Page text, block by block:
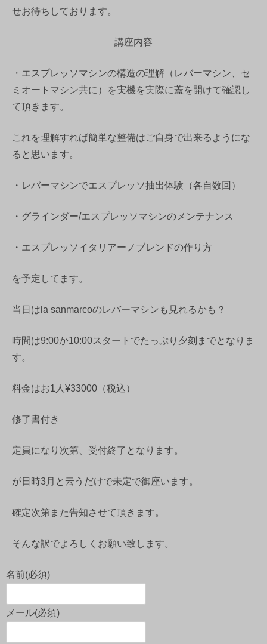
せお待ちしております。
講座内容
・エスプレッソマシンの構造の理解（レバーマシン、セ
ミオートマシン共に）を実機を実際に蓋を開けて確認し
て頂きます。
これを理解すれば簡単な整備はご自身で出来るようにな
ると思います。
・レバーマシンでエスプレッソ抽出体験（各自数回）
・グラインダー/エスプレッソマシンのメンテナンス
・エスプレッソイタリアーノブレンドの作り方
を予定してます。
当日はla sanmarcoのレバーマシンも見れるかも？
時間は9:00か10:00スタートでたっぷり夕刻までとなりま
す。
料金はお1人¥33000（税込）
修了書付き
定員になり次第、受付終了となります。
が日時3月と云うだけで未定で御座います。
確定次第また告知させて頂きます。
そんな訳でよろしくお願い致します。
名前(必須)
メール(必須)